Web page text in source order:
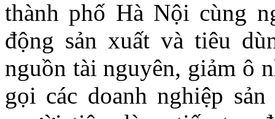
thành phố Hà Nội cùng
động sản xuất và tiêu
nguồn tài nguyên, giảm ô
gọi các doanh nghiệp